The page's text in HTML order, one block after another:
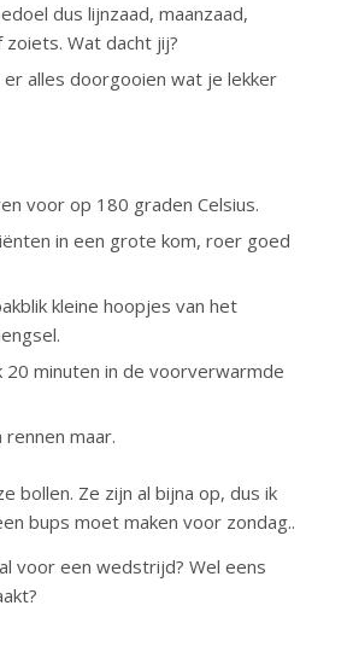
dus lijnzaad, maanzaad,
zoiets. Wat dacht jij?
er alles doorgooien wat je lekker
voor op 180 graden Celsius.
in een grote kom, roer goed
kleine hoopjes van het
20 minuten in de voorverwarmde
rennen maar.
bollen. Ze zijn al bijna op, dus ik
bups moet maken voor zondag..
voor een wedstrijd? Wel eens